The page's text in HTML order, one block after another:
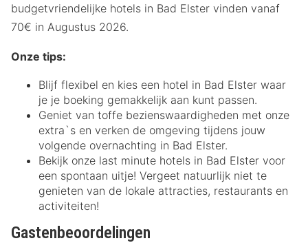
budgetvriendelijke hotels in Bad Elster vinden vanaf
70€ in Augustus 2026.
Onze tips:
Blijf flexibel en kies een hotel in Bad Elster waar
je je boeking gemakkelijk aan kunt passen.
Geniet van toffe bezienswaardigheden met onze
extra`s en verken de omgeving tijdens jouw
volgende overnachting in Bad Elster.
Bekijk onze last minute hotels in Bad Elster voor
een spontaan uitje! Vergeet natuurlijk niet te
genieten van de lokale attracties, restaurants en
activiteiten!
Gastenbeoordelingen